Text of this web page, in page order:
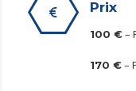
Prix
100 €–
170 €–